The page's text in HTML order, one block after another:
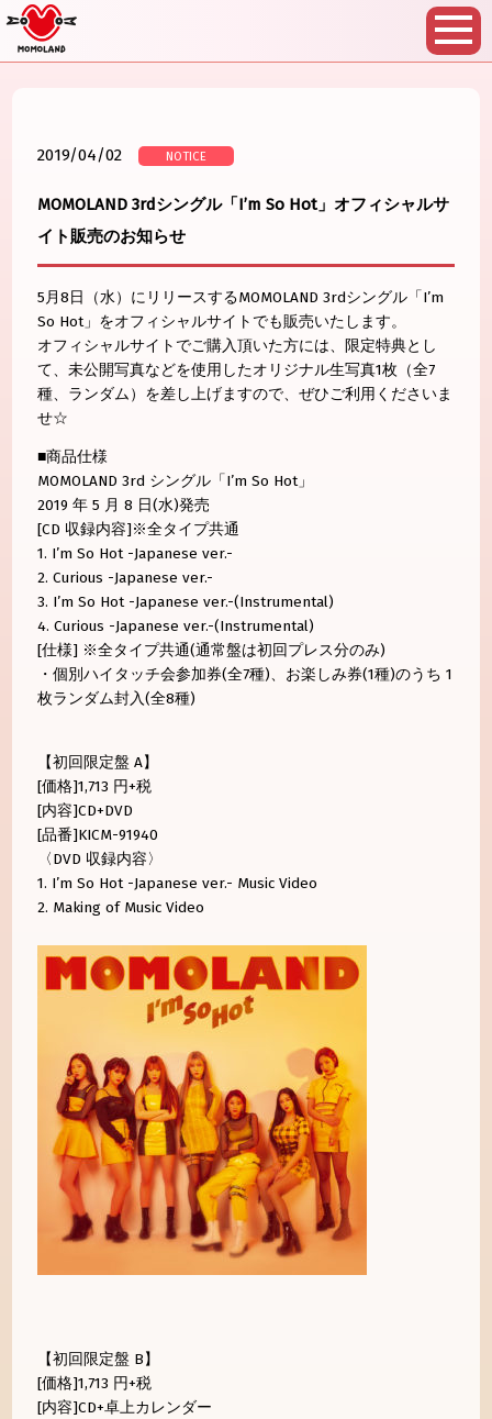
2019/04/02 NOTICE
MOMOLAND 3rdシングル「I’m So Hot」オフィシャルサ
イト販売のお知らせ
5月8日（水）にリリースするMOMOLAND 3rdシングル「I’m
So Hot」をオフィシャルサイトでも販売いたします。
オフィシャルサイトでご購入頂いた方には、限定特典とし
て、未公開写真などを使用したオリジナル生写真1枚（全7
種、ランダム）を差し上げますので、ぜひご利用くださいま
せ☆
■商品仕様
MOMOLAND 3rd シングル「I’m So Hot」
2019 年 5 月 8 日(水)発売
[CD 収録内容]※全タイプ共通
1. I’m So Hot -Japanese ver.-
2. Curious -Japanese ver.-
3. I’m So Hot -Japanese ver.-(Instrumental)
4. Curious -Japanese ver.-(Instrumental)
[仕様] ※全タイプ共通(通常盤は初回プレス分のみ)
・個別ハイタッチ会参加券(全7種)、お楽しみ券(1種)のうち 1
枚ランダム封入(全8種)
【初回限定盤 A】
[価格]1,713 円+税
[内容]CD+DVD
[品番]KICM-91940
〈DVD 収録内容〉
1. I’m So Hot -Japanese ver.- Music Video
2. Making of Music Video
【初回限定盤 B】
[価格]1,713 円+税
[内容]CD+卓上カレンダー